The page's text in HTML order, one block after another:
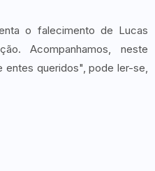
o falecimento de Lucas
Acompanhamos, neste
entes queridos", pode ler-se,